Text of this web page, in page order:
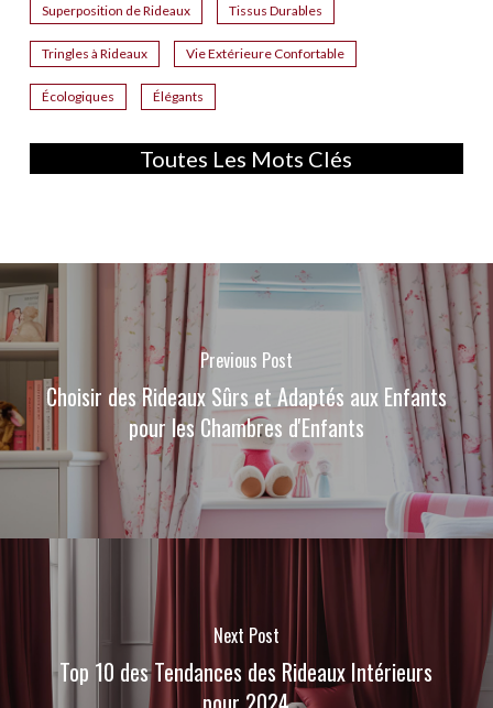
Superposition de Rideaux Tissus Durables
Tringles à Rideaux Vie Extérieure Confortable
Écologiques Élégants
Toutes Les Mots Clés
Previous Post
Choisir des Rideaux Sûrs et Adaptés aux Enfants
pour les Chambres d'Enfants
Next Post
Top 10 des Tendances des Rideaux Intérieurs